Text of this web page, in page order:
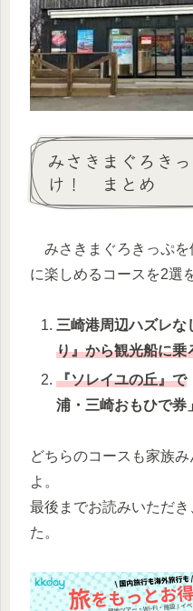
みさきまぐろき
け！ まとめ
みさきまぐろきっぷを
に楽しめるコースを2選
三崎港周辺ハズレな
り』から観光船に乗
『ソレイユの丘』で
浦・三崎おもひで券
どちらのコースも家族
よ。
最後までお読みいただ
た。